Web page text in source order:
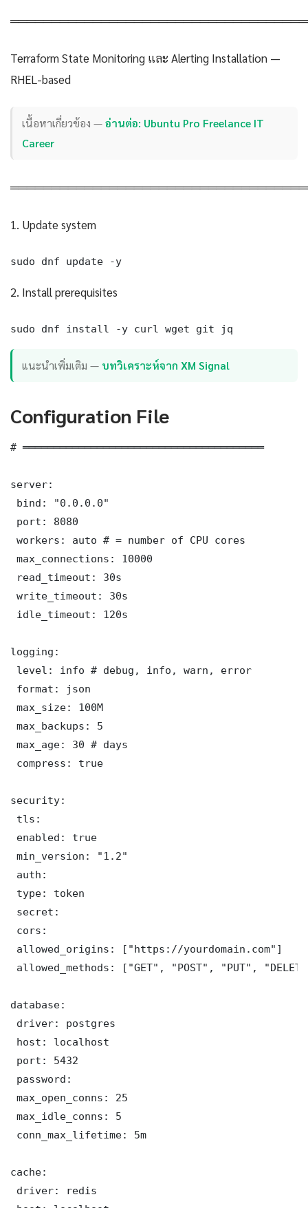
Terraform State Monitoring และ Alerting Installation —
RHEL-based
เนื้อหาเกี่ยวข้อง —อ่านต่อ: Ubuntu Pro Freelance IT
Career
1. Update system
sudo dnf update -y
2. Install prerequisites
sudo dnf install -y curl wget git jq
แนะนำเพิ่มเติม — บทวิเคราะห์จาก XM Signal
Configuration File
# ═══════════════════════════════════════
server:
bind: "0.0.0.0"
port: 8080
workers: auto # = number of CPU cores
max_connections: 10000
read_timeout: 30s
write_timeout: 30s
idle_timeout: 120s
logging:
level: info # debug, info, warn, error
format: json
max_size: 100M
max_backups: 5
max_age: 30 # days
compress: true
security:
tls:
enabled: true
min_version: "1.2"
auth:
type: token
secret:
cors:
allowed_origins: ["https://yourdomain.com"]
allowed_methods: ["GET", "POST", "PUT",
database:
driver: postgres
host: localhost
port: 5432
password:
max_open_conns: 25
max_idle_conns: 5
conn_max_lifetime: 5m
cache:
driver: redis